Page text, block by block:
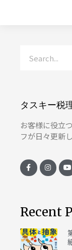
タスキー税
お客様に役立
フが日々更新
Recent